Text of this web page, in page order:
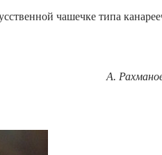
чашечке типа
А.